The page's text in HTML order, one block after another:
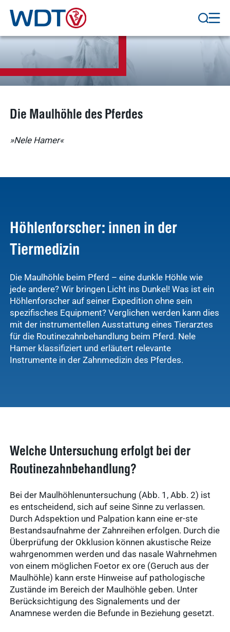
Die Maulhöhle des Pferdes
»Nele Hamer«
Höhlenforscher: innen in der
Tiermedizin
Die Maulhöhle beim Pferd – eine dunkle Höhle wie
jede andere? Wir bringen Licht ins Dunkel! Was ist ein
Höhlenforscher auf seiner Expedition ohne sein
spezifisches Equipment? Verglichen werden kann dies
mit der instrumentellen Ausstattung eines Tierarztes
für die Routinezahnbehandlung beim Pferd. Nele
Hamer klassifiziert und erläutert relevante
Instrumente in der Zahnmedizin des Pferdes.
Welche Untersuchung erfolgt bei der
Routinezahnbehandlung?
Bei der Maulhöhlenuntersuchung (Abb. 1, Abb. 2) ist
es entscheidend, sich auf seine Sinne zu verlassen.
Durch Adspektion und Palpation kann eine er-ste
Bestandsaufnahme der Zahnreihen erfolgen. Durch die
Überprüfung der Okklusion können akustische Reize
wahrgenommen werden und das nasale Wahrnehmen
von einem möglichen Foetor ex ore (Geruch aus der
Maulhöhle) kann erste Hinweise auf pathologische
Zustände im Bereich der Maulhöhle geben. Unter
Berücksichtigung des Signalements und der
Anamnese werden die Befunde in Beziehung gesetzt.